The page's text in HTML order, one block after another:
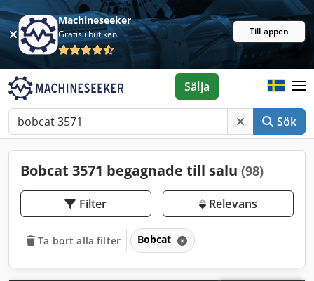
Machineseeker
Gratis i butiken Till appen
Sök
Sälja
Bobcat 3571 begagnade till salu (98)
Filter Relevans
Ta bort alla filter Bobcat